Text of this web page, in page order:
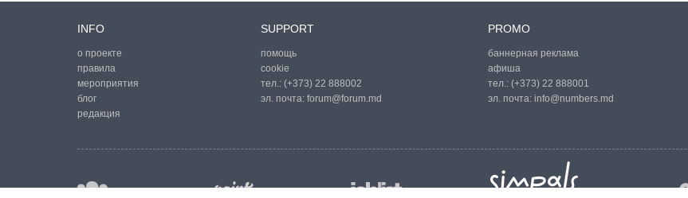
INFO
о проекте
правила
мероприятия
блог
редакция
SUPPORT
помощь
cookie
тел.: (+373) 22 888002
эл. почта: forum@forum.md
PROMO
баннерная реклама
афиша
тел.: (+373) 22 888001
эл. почта: info@numbers.md